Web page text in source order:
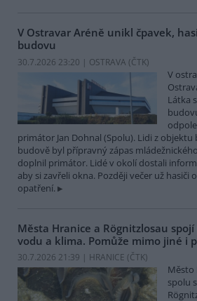
V Ostravar Aréně unikl čpavek,
budovu
30.7.2026 23:20 | OSTRAVA (ČTK)
V
Látka
primátor Jan Dohnal (Spolu). Lidi z
budově byl přípravný zápas
doplnil primátor. Lidé v okolí dostali
aby si zavřeli okna. Později večer už hasiči
opatření.
Města Hranice a Rögnitzlosau
vodu a klima. Pomůže mimo jiné i
30.7.2026 21:39 | HRANICE (ČTK)
Město
spolu